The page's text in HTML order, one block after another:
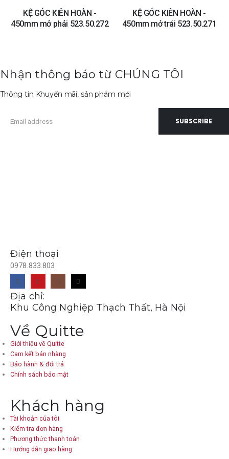
KỆ GÓC KIÊN HOÀN -
450mm mở phải 523.50.272
KỆ GÓC KIÊN HOÀN -
450mm mở trái 523.50.271
Nhận thông báo từ CHÚNG TÔI
Thông tin Khuyến mãi, sản phẩm mới
Điện thoại
0978.833.803
Địa chỉ:
Khu Công Nghiệp Thạch Thất, Hà Nội
Về Quitte
Giới thiệu về Quitte
Cam kết bán nhàng
Bảo hành & đổi trả
Chính sách bảo mật
Khách hàng
Tài khoản của tôi
Kiểm tra đơn hàng
Phương thức thanh toán
Hướng dẫn giao hàng